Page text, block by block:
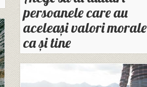
persoanele care au
aceleași valori morale
ca și tine